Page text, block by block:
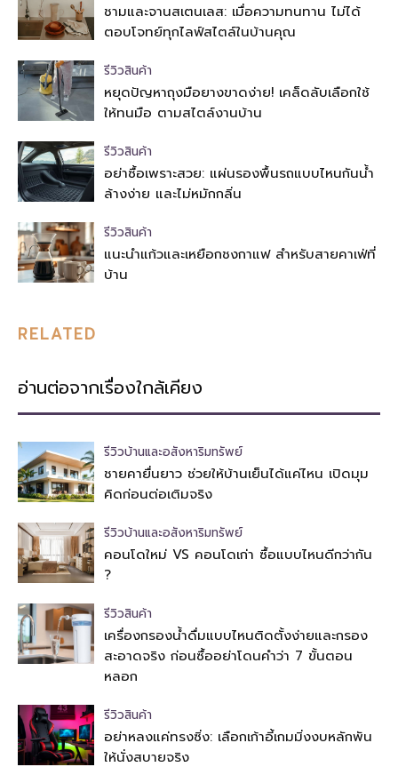
ชามและจานสเตนเลส: เมื่อความทนทาน ไม่ได้
ตอบโจทย์ทุกไลฟ์สไตล์ในบ้านคุณ
รีวิวสินค้า
หยุดปัญหาถุงมือยางขาดง่าย! เคล็ดลับเลือกใช้
ให้ทนมือ ตามสไตล์งานบ้าน
รีวิวสินค้า
อย่าซื้อเพราะสวย: แผ่นรองพื้นรถแบบไหนกันน้ำ
ล้างง่าย และไม่หมักกลิ่น
รีวิวสินค้า
แนะนำแก้วและเหยือกชงกาแฟ สำหรับสายคาเฟ่ที่
บ้าน
RELATED
อ่านต่อจากเรื่องใกล้เคียง
รีวิวบ้านและอสังหาริมทรัพย์
ชายคายื่นยาว ช่วยให้บ้านเย็นได้แค่ไหน เปิดมุม
คิดก่อนต่อเติมจริง
รีวิวบ้านและอสังหาริมทรัพย์
คอนโดใหม่ VS คอนโดเก่า ซื้อแบบไหนดีกว่ากัน
?
รีวิวสินค้า
เครื่องกรองน้ำดื่มแบบไหนติดตั้งง่ายและกรอง
สะอาดจริง ก่อนซื้ออย่าโดนคำว่า 7 ขั้นตอน
หลอก
รีวิวสินค้า
อย่าหลงแค่ทรงซิ่ง: เลือกเก้าอี้เกมมิ่งงบหลักพัน
ให้นั่งสบายจริง